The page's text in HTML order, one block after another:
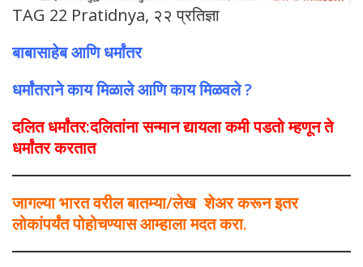
TAG 22 Pratidnya, २२ प्रतिज्ञा
बाबासाहेब आणि धर्मांतर
धर्मांतराने काय मिळाले आणि काय मिळवले ?
दलित धर्मांतर:दलितांना सन्मान द्यायला कमी पडतो म्हणून ते
धर्मांतर करतात
जागल्या भारत वरील बातम्या/लेख शेअर करून इतर
लोकांपर्यंत पोहोचण्यास आम्हाला मदत करा.